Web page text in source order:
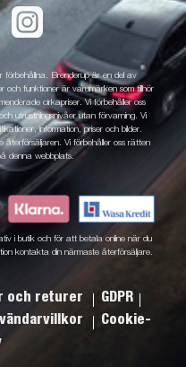
Brenderup är en del av
och funktioner är varumärken som tillhör
cirkapriser. Vi förbehåller oss
utrustningsnivåer utan förvarning. Vi
information, priser och bilder.
återförsäljaren. Vi förbehåller oss rätten
denna webbplats.
i butik och för att betala online när du
kontakta din närmaste återförsäljare.
och returer
GDPR
Cookie-